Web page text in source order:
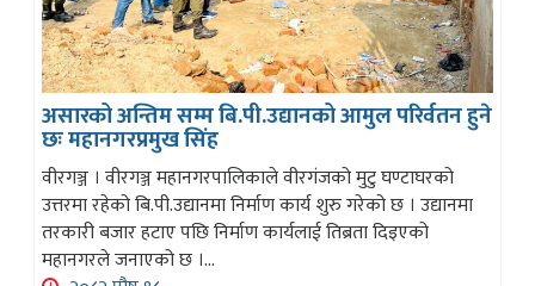
असारको अन्तिम सम्म बि.पी.उद्यानको आमुल परिर्वतन हुने
छः महानगरप्रमुख सिंह
वीरगञ्ज । वीरगञ्ज महानगरपालिकाले वीरगंजको मुटु घण्टाघरको
उत्तरमा रहेको बि.पी.उद्यानमा निर्माण कार्य शुरु गरेको छ । उद्यानमा
तरकारी बजार हटाए पछि निर्माण कार्यलाई तिब्रता दिइएको
महानगरले जनाएको छ ।...